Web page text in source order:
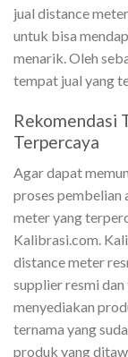
jual distance
untuk bisa
menarik. Oleh
tempat jual yang
Rekomendasi
Terpercaya
Agar dapat
proses pembelian
meter yang
Kalibrasi.com.
distance meter
supplier resmi
menyediakan
ternama yang
produk yang